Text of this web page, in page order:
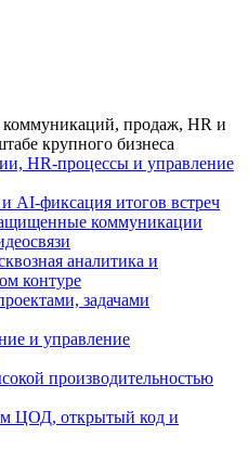
коммуникаций, продаж, HR и
крупного бизнеса
HR-процессы и управление
AI-фиксация итогов встреч
коммуникации
аналитика и
контуре
задачами
и управление
производительностью
ЦОД, открытый код и